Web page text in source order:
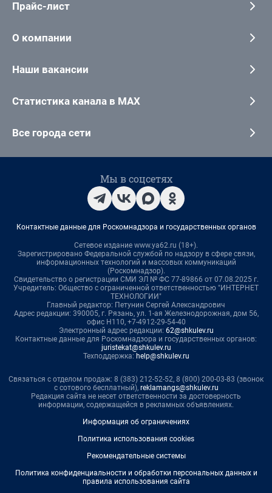
Прайс-лист
О компании
Наши вакансии
Статистика канала в MAX
Все города сети
Мы в соцсетях
Контактные данные для Роскомнадзора и государственных органов
Сетевое издание www.ya62.ru (18+).
Зарегистрировано Федеральной службой по надзору в сфере связи,
информационных технологий и массовых коммуникаций
(Роскомнадзор).
Свидетельство о регистрации СМИ ЭЛ № ФС 77-89866 от 07.08.2025 г.
Учредитель: Общество с ограниченной ответственностью "ИНТЕРНЕТ
ТЕХНОЛОГИИ"
Главный редактор: Петунин Сергей Александрович
Адрес редакции: 390005, г. Рязань, ул. 1-ая Железнодорожная, дом 56,
офис Н110, +7-4912-29-54-40
Электронный адрес редакции: 62@shkulev.ru
Контактные данные для Роскомнадзора и государственных органов:
juristekat@shkulev.ru
Техподдержка: help@shkulev.ru
Связаться с отделом продаж: 8 (383) 212-52-52, 8 (800) 200-03-83 (звонок
с сотового бесплатный), reklamangs@shkulev.ru
Редакция сайта не несет ответственности за достоверность
информации, содержащейся в рекламных объявлениях.
Информация об ограничениях
Политика использования cookies
Рекомендательные системы
Политика конфиденциальности и обработки персональных данных и
правила использования сайта